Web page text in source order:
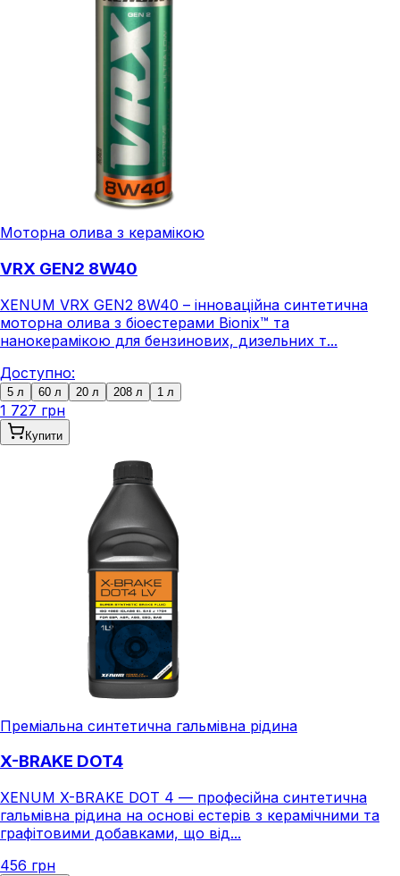
Моторна олива з керамікою
VRX GEN2 8W40
XENUM VRX GEN2 8W40 – інноваційна синтетична
моторна олива з біоестерами Bionix™ та
нанокерамікою для бензинових, дизельних т...
Доступно:
5 л 60 л 20 л 208 л 1 л
1 727 грн
Купити
Преміальна синтетична гальмівна рідина
X-BRAKE DOT4
XENUM X-BRAKE DOT 4 — професійна синтетична
гальмівна рідина на основі естерів з керамічними та
графітовими добавками, що від...
456 грн